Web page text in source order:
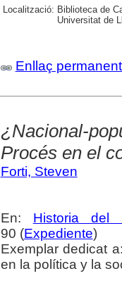
Localització: Biblioteca de
Universitat de
Enllaç
¿Nacional-
Procés en el
Forti, Steven
En: Historia del
90 (Expediente)
Exemplar dedicat
en la política y la